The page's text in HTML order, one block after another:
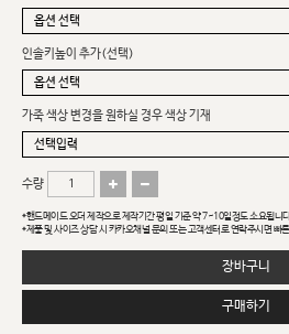
인솔키높이 추가(선택)
가죽 색상 변경을 원하실 경우 색상 기재
수량
*핸드메이드 오더 제작으로 제작기간 평일 기준 약 7~10일정도 소요됩니
*제품 및 사이즈 상담 시 카카오채널 문의 또는 고객센터로 연락주시면 빠
장바구니
구매하기